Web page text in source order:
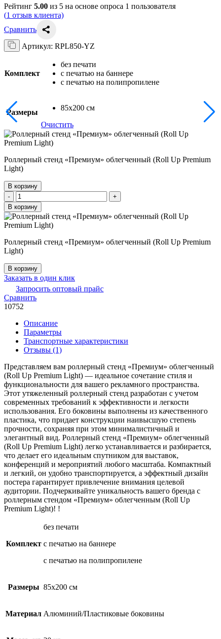
Рейтинг 5.00 из 5 на основе опроса 1 пользователя
(1 отзыв клиента)
Сравнить
Артикул: RPL850-YZ
Комплект
без печати
с печатью на баннере
с печатью на полипропилене
Размеры
85х200 см
Очистить
Роллерный стенд «Премиум» облегченный (Roll Up Premium
Light)
В корзину
-
Количество
товара
Роллерный
стенд
«Премиум»
облегченный
(Roll
Up
Premium
Light)
+
В корзину
Роллерный стенд «Премиум» облегченный (Roll Up Premium
Light)
В корзину
Заказать в один клик
Запросить оптовый прайс
Сравнить
10752
Описание
Параметры
Транспортные характеристики
Отзывы (1)
Представляем вам роллерный стенд «Премиум» облегченный
(Roll Up Premium Light) — идеальное сочетание стиля и
функциональности для вашего рекламного пространства.
Этот утяжеленный роллерный стенд разработан с учетом
современных требований к эффективности и легкости
использования. Его боковины выполнены из качественного
пластика, что придает конструкции наивысшую степень
прочности, сохраняя при этом минималистичный и
элегантный вид. Роллерный стенд «Премиум» облегченный
(Roll Up Premium Light) легко устанавливается и разбирается,
что делает его идеальным спутником для выставок,
конференций и мероприятий любого масштаба. Компактный
и легкий, он удобно транспортируется, а эффектный дизайн
постера гарантирует привлечение внимания целевой
аудитории. Подчеркивайте уникальность вашего бренда с
роллерным стендом «Премиум» облегченным (Roll Up
Premium Light)! !
Комплект
без печати
с печатью на баннере
с печатью на полипропилене
Размеры 85х200 см
Материал Алюминий/Пластиковые боковины